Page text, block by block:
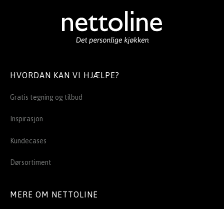
HVORDAN KAN VI HJÆLPE?
Gratis tegning og tilbud
Inspirasjon
Kundecases
Dørsortiment
MERE OM NETTOLINE